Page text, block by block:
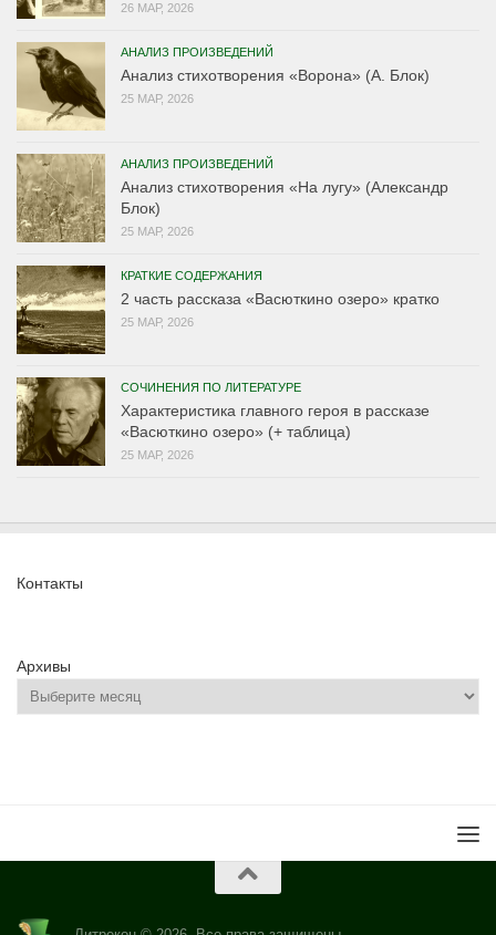
26 МАР, 2026
АНАЛИЗ ПРОИЗВЕДЕНИЙ
Анализ стихотворения «Ворона» (А. Блок)
25 МАР, 2026
АНАЛИЗ ПРОИЗВЕДЕНИЙ
Анализ стихотворения «На лугу» (Александр
Блок)
25 МАР, 2026
КРАТКИЕ СОДЕРЖАНИЯ
2 часть рассказа «Васюткино озеро» кратко
25 МАР, 2026
СОЧИНЕНИЯ ПО ЛИТЕРАТУРЕ
Характеристика главного героя в рассказе
«Васюткино озеро» (+ таблица)
25 МАР, 2026
Контакты
Архивы